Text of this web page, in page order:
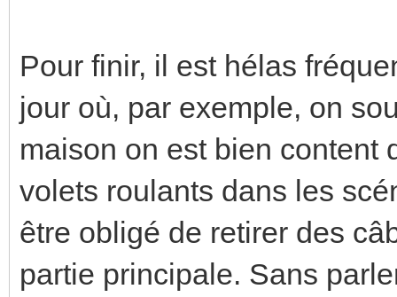
Pour finir, il est hélas
jour où, par exemple, on
maison on est bien content
volets roulants dans les
être obligé de retirer des
partie principale. Sans